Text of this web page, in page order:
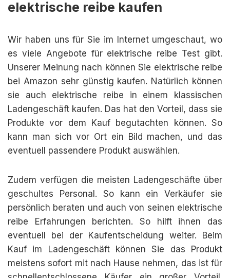
elektrische reibe kaufen
Wir haben uns für Sie im Internet umgeschaut, wo
es viele Angebote für elektrische reibe Test gibt.
Unserer Meinung nach können Sie elektrische reibe
bei Amazon sehr günstig kaufen. Natürlich können
sie auch elektrische reibe in einem klassischen
Ladengeschäft kaufen. Das hat den Vorteil, dass sie
Produkte vor dem Kauf begutachten können. So
kann man sich vor Ort ein Bild machen, und das
eventuell passendere Produkt auswählen.
Zudem verfügen die meisten Ladengeschäfte über
geschultes Personal. So kann ein Verkäufer sie
persönlich beraten und auch von seinen elektrische
reibe Erfahrungen berichten. So hilft ihnen das
eventuell bei der Kaufentscheidung weiter. Beim
Kauf im Ladengeschäft können Sie das Produkt
meistens sofort mit nach Hause nehmen, das ist für